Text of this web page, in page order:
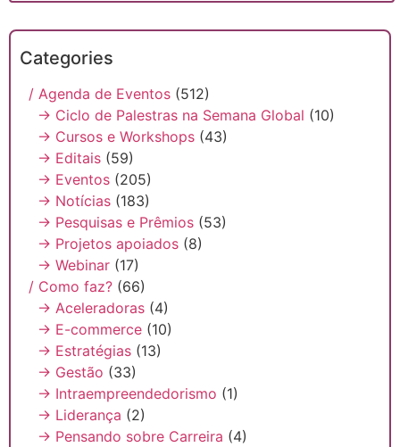
Categories
/ Agenda de Eventos (512)
→ Ciclo de Palestras na Semana Global (10)
→ Cursos e Workshops (43)
→ Editais (59)
→ Eventos (205)
→ Notícias (183)
→ Pesquisas e Prêmios (53)
→ Projetos apoiados (8)
→ Webinar (17)
/ Como faz? (66)
→ Aceleradoras (4)
→ E-commerce (10)
→ Estratégias (13)
→ Gestão (33)
→ Intraempreendedorismo (1)
→ Liderança (2)
→ Pensando sobre Carreira (4)